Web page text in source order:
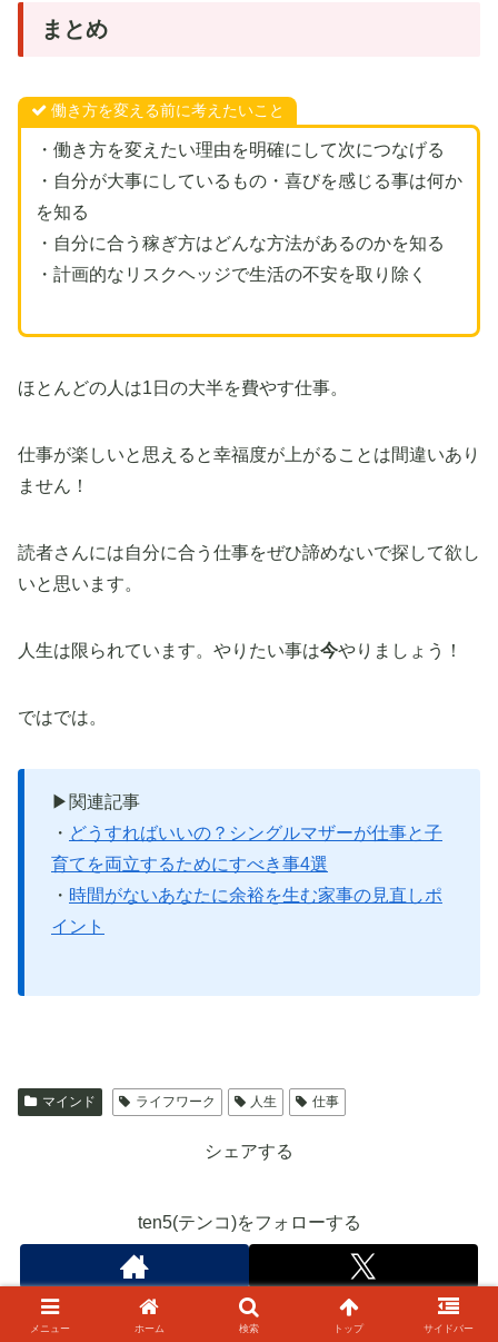
まとめ
働き方を変える前に考えたいこと
・働き方を変えたい理由を明確にして次につなげる
・自分が大事にしているもの・喜びを感じる事は何か
を知る
・自分に合う稼ぎ方はどんな方法があるのかを知る
・計画的なリスクヘッジで生活の不安を取り除く
ほとんどの人は1日の大半を費やす仕事。
仕事が楽しいと思えると幸福度が上がることは間違いあり
ません！
読者さんには自分に合う仕事をぜひ諦めないで探して欲し
いと思います。
人生は限られています。やりたい事は今やりましょう！
ではでは。
▶関連記事
・ どうすればいいの？シングルマザーが仕事と子
育てを両立するためにすべき事4選
・ 時間がないあなたに余裕を生む家事の見直しポ
イント
マインド ライフワーク 人生 仕事
シェアする
ten5(テンコ)をフォローする
メニュー ホーム 検索 トップ サイドバー